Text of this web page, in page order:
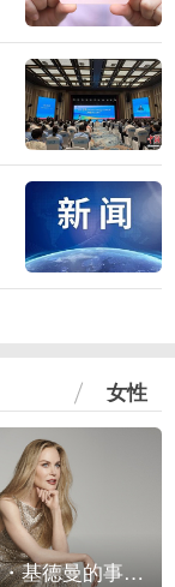
女性
回溯妮可・基德曼的事业轨迹